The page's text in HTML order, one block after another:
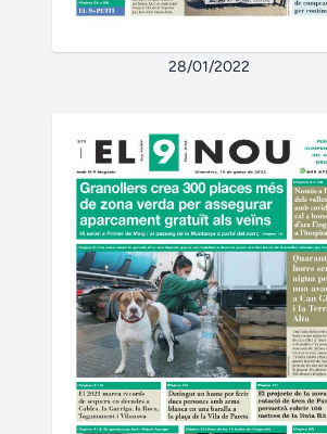
28/01/2022